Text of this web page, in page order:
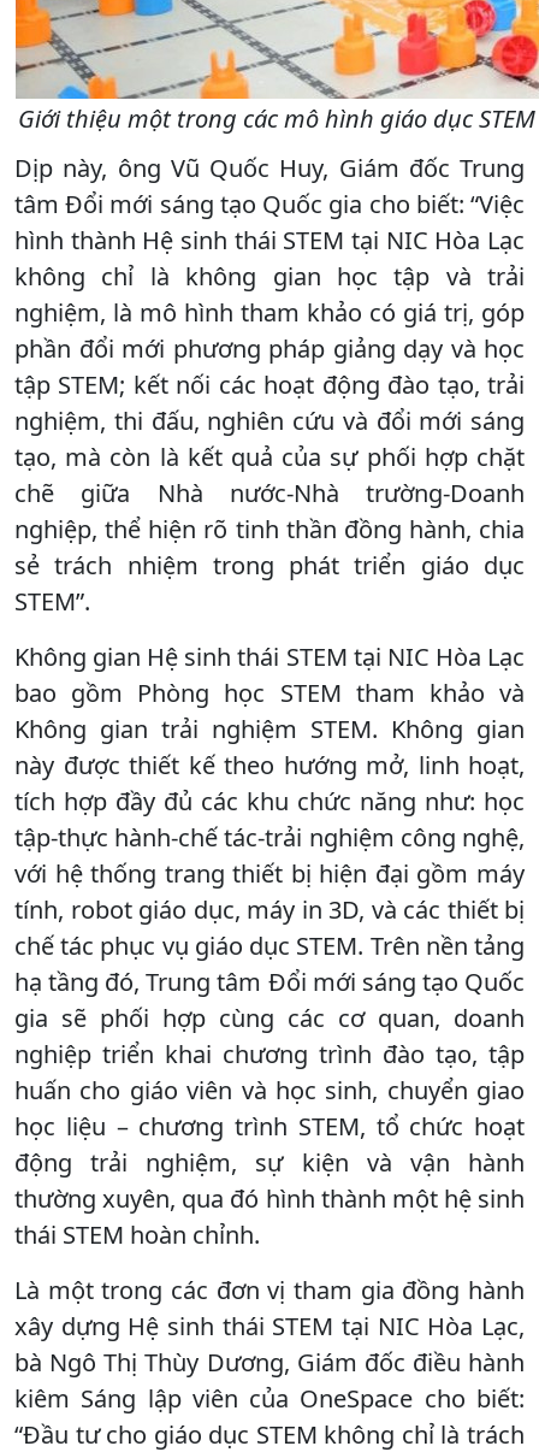
Giới thiệu một trong các mô hình giáo dục
Dịp này, ông Vũ Quốc Huy, Giám đốc Trung
tâm Đổi mới sáng tạo Quốc gia cho biết: “Việc
hình thành Hệ sinh thái STEM tại NIC Hòa Lạc
không chỉ là không gian học tập và trải
nghiệm, là mô hình tham khảo có giá trị, góp
phần đổi mới phương pháp giảng dạy và học
tập STEM; kết nối các hoạt động đào tạo, trải
nghiệm, thi đấu, nghiên cứu và đổi mới sáng
tạo, mà còn là kết quả của sự phối hợp chặt
chẽ giữa Nhà nước-Nhà trường-Doanh
nghiệp, thể hiện rõ tinh thần đồng hành, chia
sẻ trách nhiệm trong phát triển giáo dục
STEM”.
Không gian Hệ sinh thái STEM tại NIC Hòa Lạc
bao gồm Phòng học STEM tham khảo và
Không gian trải nghiệm STEM. Không gian
này được thiết kế theo hướng mở, linh hoạt,
tích hợp đầy đủ các khu chức năng như: học
tập-thực hành-chế tác-trải nghiệm công nghệ,
với hệ thống trang thiết bị hiện đại gồm máy
tính, robot giáo dục, máy in 3D, và các thiết bị
chế tác phục vụ giáo dục STEM. Trên nền tảng
hạ tầng đó, Trung tâm Đổi mới sáng tạo Quốc
gia sẽ phối hợp cùng các cơ quan, doanh
nghiệp triển khai chương trình đào tạo, tập
huấn cho giáo viên và học sinh, chuyển giao
học liệu – chương trình STEM, tổ chức hoạt
động trải nghiệm, sự kiện và vận hành
thường xuyên, qua đó hình thành một hệ sinh
thái STEM hoàn chỉnh.
Là một trong các đơn vị tham gia đồng hành
xây dựng Hệ sinh thái STEM tại NIC Hòa Lạc,
bà Ngô Thị Thùy Dương, Giám đốc điều hành
kiêm Sáng lập viên của OneSpace cho biết:
“Đầu tư cho giáo dục STEM không chỉ là trách